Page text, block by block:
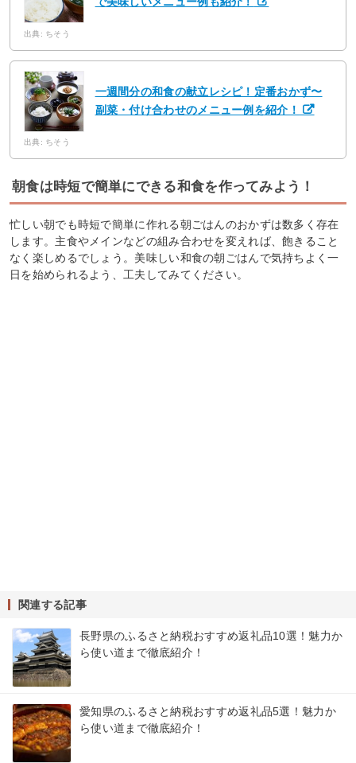
出典: ちそう
一週間分の和食の献立レシピ！定番おかず〜
副菜・付け合わせのメニュー例を紹介！
出典: ちそう
朝食は時短で簡単にできる和食を作ってみよう！
忙しい朝でも時短で簡単に作れる朝ごはんのおかずは数多く存在
します。主食やメインなどの組み合わせを変えれば、飽きること
なく楽しめるでしょう。美味しい和食の朝ごはんで気持ちよく一
日を始められるよう、工夫してみてください。
関連する記事
長野県のふるさと納税おすすめ返礼品10選！魅力か
ら使い道まで徹底紹介！
愛知県のふるさと納税おすすめ返礼品5選！魅力か
ら使い道まで徹底紹介！